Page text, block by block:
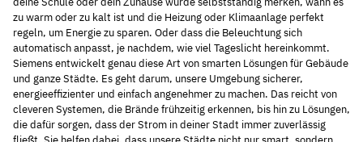
zu warm oder zu kalt ist und die Heizung oder Klimaanlage perfekt
regeln, um Energie zu sparen. Oder dass die Beleuchtung sich
automatisch anpasst, je nachdem, wie viel Tageslicht hereinkommt.
Siemens entwickelt genau diese Art von smarten Lösungen für Gebäude
und ganze Städte. Es geht darum, unsere Umgebung sicherer,
energieeffizienter und einfach angenehmer zu machen. Das reicht von
cleveren Systemen, die Brände frühzeitig erkennen, bis hin zu Lösungen,
die dafür sorgen, dass der Strom in deiner Stadt immer zuverlässig